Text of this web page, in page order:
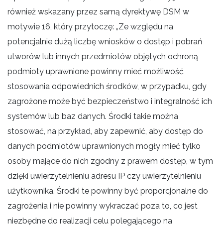
również wskazany przez samą dyrektywę DSM w
motywie 16, który przytoczę: „Ze względu na
potencjalnie dużą liczbę wniosków o dostęp i pobrań
utworów lub innych przedmiotów objętych ochroną
podmioty uprawnione powinny mieć możliwość
stosowania odpowiednich środków, w przypadku, gdy
zagrożone może być bezpieczeństwo i integralność ich
systemów lub baz danych. Środki takie można
stosować, na przykład, aby zapewnić, aby dostęp do
danych podmiotów uprawnionych mogły mieć tylko
osoby mające do nich zgodny z prawem dostęp, w tym
dzięki uwierzytelnieniu adresu IP czy uwierzytelnieniu
użytkownika. Środki te powinny być proporcjonalne do
zagrożenia i nie powinny wykraczać poza to, co jest
niezbędne do realizacji celu polegającego na